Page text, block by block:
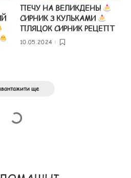
ПЕЧУ НА ВЕЛИКДЕНЬ!
СИРНИК З КУЛЬКАМИ
ПЛЯЦОК СИРНИК РЕЦЕПТ
10.05.2024
ще